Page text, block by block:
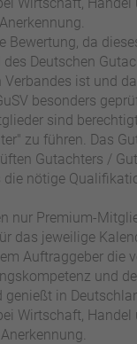
Bewertung, da
Deutschen
Verbandes ist und
besonders
sind
zu führen. Das
Gutachters /
die nötige
nur Premium-
das jeweilige
Auftraggeber die
und
genießt in
Wirtschaft, Handel